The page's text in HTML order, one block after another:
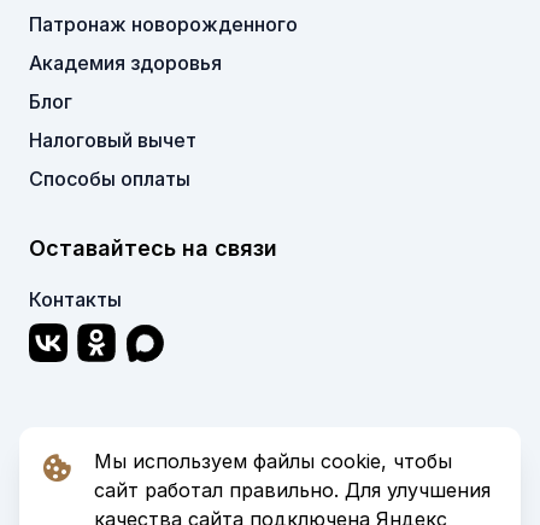
Патронаж новорожденного
Академия здоровья
Блог
Налоговый вычет
Способы оплаты
Оставайтесь на связи
Контакты
© 2006-2026 Клиника «С Нуля». Все права
защищены.
Мы используем файлы cookie, чтобы
сайт работал правильно. Для улучшения
качества сайта подключена Яндекс